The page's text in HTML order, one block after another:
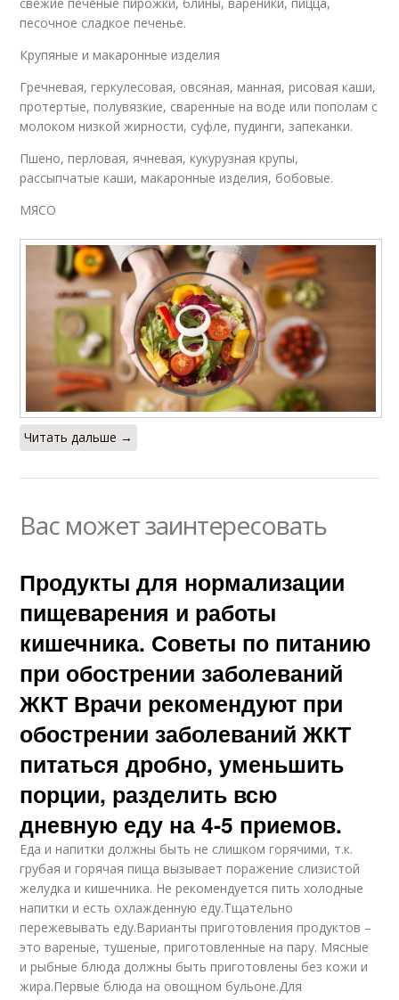
песочное сладкое печенье.
Крупяные и макаронные изделия
Гречневая, геркулесовая, овсяная, манная, рисовая каши,
протертые, полувязкие, сваренные на воде или пополам с
молоком низкой жирности, суфле, пудинги, запеканки.
Пшено, перловая, ячневая, кукурузная крупы,
рассыпчатые каши, макаронные изделия, бобовые.
МЯСО
Читать дальше →
Вас может заинтересовать
Продукты для нормализации
пищеварения и работы
кишечника. Советы по питанию
при обострении заболеваний
ЖКТ Врачи рекомендуют при
обострении заболеваний ЖКТ
питаться дробно, уменьшить
порции, разделить всю
дневную еду на 4-5 приемов.
Еда и напитки должны быть не слишком горячими, т.к.
грубая и горячая пища вызывает поражение слизистой
желудка и кишечника. Не рекомендуется пить холодные
напитки и есть охлажденную еду.Тщательно
пережевывать еду.Варианты приготовления продуктов –
это вареные, тушеные, приготовленные на пару. Мясные
и рыбные блюда должны быть приготовлены без кожи и
жира.Первые блюда на овощном бульоне.Для